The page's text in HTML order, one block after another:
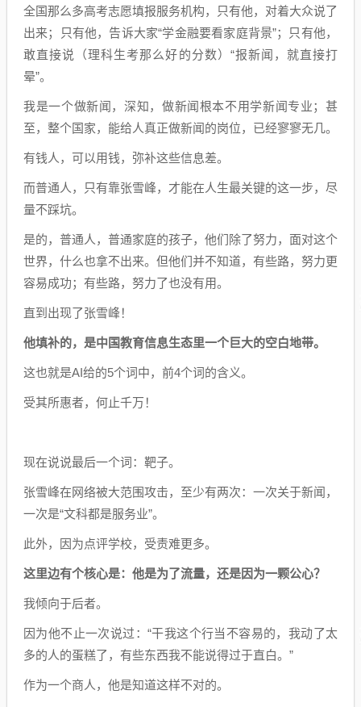
全国那么多高考志愿填报服务机构，只有他，对着大众说了
出来；只有他，告诉大家“学金融要看家庭背景”；只有他，
敢直接说（理科生考那么好的分数）“报新闻，就直接打
晕”。
我是一个做新闻，深知，做新闻根本不用学新闻专业；甚
至，整个国家，能给人真正做新闻的岗位，已经寥寥无几。
有钱人，可以用钱，弥补这些信息差。
而普通人，只有靠张雪峰，才能在人生最关键的这一步，尽
量不踩坑。
是的，普通人，普通家庭的孩子，他们除了努力，面对这个
世界，什么也拿不出来。但他们并不知道，有些路，努力更
容易成功；有些路，努力了也没有用。
直到出现了张雪峰！
他填补的，是中国教育信息生态里一个巨大的空白地带。
这也就是AI给的5个词中，前4个词的含义。
受其所惠者，何止千万！
现在说说最后一个词：靶子。
张雪峰在网络被大范围攻击，至少有两次：一次关于新闻，
一次是“文科都是服务业”。
此外，因为点评学校，受责难更多。
这里边有个核心是：他是为了流量，还是因为一颗公心？
我倾向于后者。
因为他不止一次说过：“干我这个行当不容易的，我动了太
多的人的蛋糕了，有些东西我不能说得过于直白。”
作为一个商人，他是知道这样不对的。